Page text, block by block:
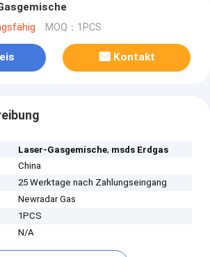
MOQ：1PCS
Kontakt
Laser-Gasgemische, msds Erdgas
China
25 Werktage nach Zahlungseingang
Newradar Gas
1PCS
N/A